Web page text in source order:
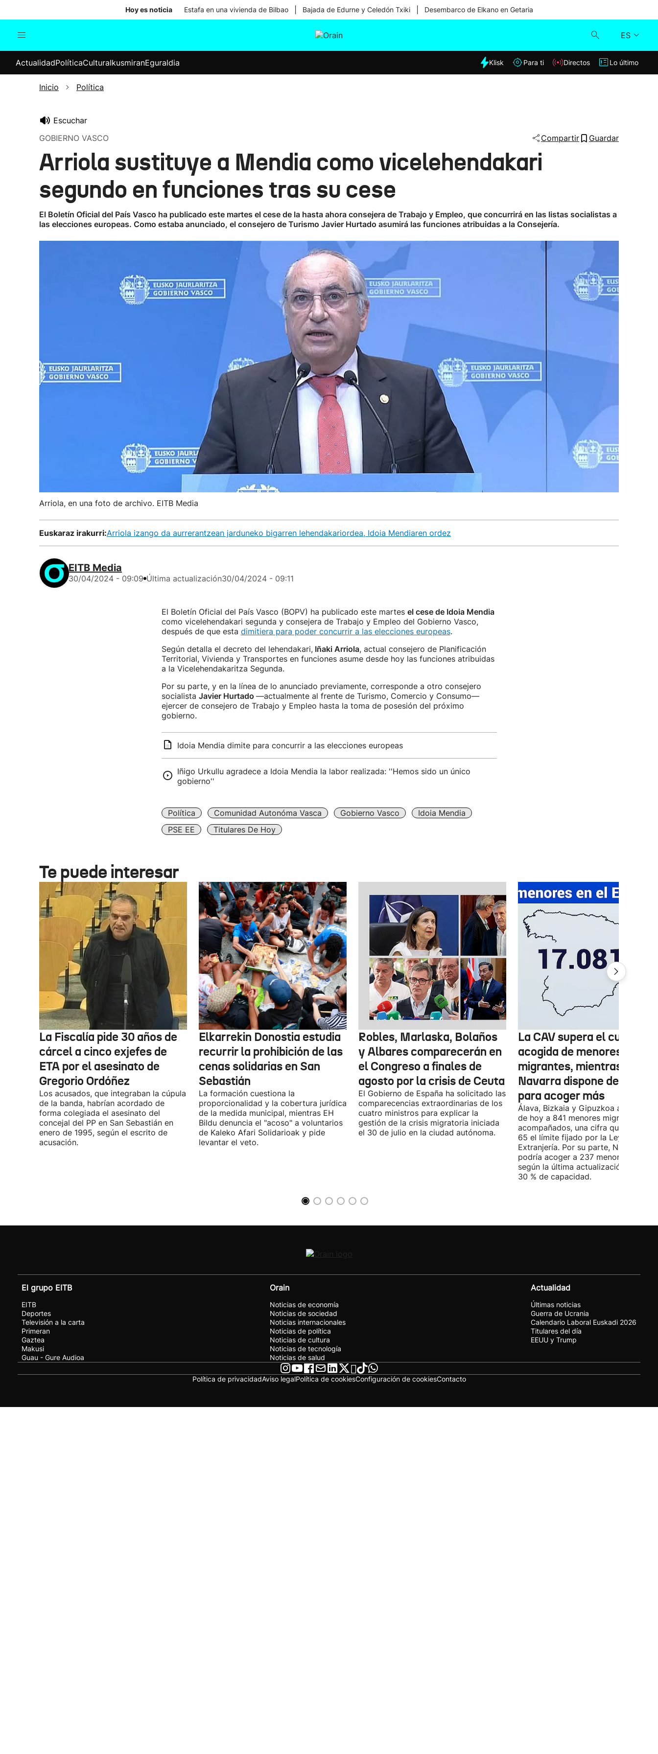
Hoy es noticia Estafa en una vivienda de Bilbao Bajada de Edurne y Celedón Txiki Desembarco de Elkano en Getaria
ES
Internacional
Elecciones
Klisk
ActualidadPolíticaCulturaIkusmiranEguraldia Klisk Para ti Directos Lo último
Inicio Política
Escuchar
GOBIERNO VASCO
Compartir Guardar
Arriola sustituye a Mendia como vicelehendakari
segundo en funciones tras su cese
El Boletín Oficial del País Vasco ha publicado este martes el cese de la hasta ahora consejera de Trabajo y Empleo, que concurrirá en las listas socialistas a
las elecciones europeas. Como estaba anunciado, el consejero de Turismo Javier Hurtado asumirá las funciones atribuidas a la Consejería.
Arriola, en una foto de archivo. EITB Media
Euskaraz irakurri:Arriola izango da aurrerantzean jarduneko bigarren lehendakariordea, Idoia Mendiaren ordez
EITB Media
30/04/2024 - 09:09 Última actualización30/04/2024 - 09:11
El Boletín Oficial del País Vasco (BOPV) ha publicado este martes el cese de Idoia Mendia
como vicelehendakari segunda y consejera de Trabajo y Empleo del Gobierno Vasco,
después de que esta dimitiera para poder concurrir a las elecciones europeas.
Según detalla el decreto del lehendakari,Iñaki Arriola, actual consejero de Planificación
Territorial, Vivienda y Transportes en funciones asume desde hoy las funciones atribuidas
a la Vicelehendakaritza Segunda.
Por su parte, y en la línea de lo anunciado previamente, corresponde a otro consejero
socialista Javier Hurtado —actualmente al frente de Turismo, Comercio y Consumo—
ejercer de consejero de Trabajo y Empleo hasta la toma de posesión del próximo
gobierno.
Idoia Mendia dimite para concurrir a las elecciones europeas
Iñigo Urkullu agradece a Idoia Mendia la labor realizada: ''Hemos sido un único
gobierno''
Política Comunidad Autonóma Vasca Gobierno Vasco
Idoia Mendia
PSE EE
Titulares De Hoy
Te puede interesar
La Fiscalía pide 30 años de
cárcel a cinco exjefes de
ETA por el asesinato de
Gregorio Ordóñez
Los acusados, que integraban la cúpula
de la banda, habrían acordado de
forma colegiada el asesinato del
concejal del PP en San Sebastián en
enero de 1995, según el escrito de
acusación.
Elkarrekin Donostia estudia
recurrir la prohibición de las
cenas solidarias en San
Sebastián
La formación cuestiona la
proporcionalidad y la cobertura jurídica
de la medida municipal, mientras EH
Bildu denuncia el "acoso" a voluntarios
de Kaleko Afari Solidarioak y pide
levantar el veto.
Robles, Marlaska, Bolaños
y Albares comparecerán en
el Congreso a finales de
agosto por la crisis de Ceuta
El Gobierno de España ha solicitado las
comparecencias extraordinarias de los
cuatro ministros para explicar la
gestión de la crisis migratoria iniciada
el 30 de julio en la ciudad autónoma.
La CAV supera el cupo de
acogida de menores
migrantes, mientras
Navarra dispone de
para acoger más
Álava, Bizkaia y Gipuzkoa acogen a
de hoy a 841 menores migrantes no
acompañados, una cifra que supera
65 el límite fijado por la Ley de
Extranjería. Por su parte, Navarra
podría acoger a 237 menores,
según la última actualización, está al
30 % de capacidad.
El grupo EITB
EITB
Deportes
Televisión a la carta
Primeran
Gaztea
Makusi
Guau - Gure Audioa
Orain
Noticias de economía
Noticias de sociedad
Noticias internacionales
Noticias de política
Noticias de cultura
Noticias de tecnología
Noticias de salud
Actualidad
Últimas noticias
Guerra de Ucrania
Calendario Laboral Euskadi 2026
Titulares del día
EEUU y Trump
Política de privacidadAviso legalPolítica de cookiesConfiguración de cookiesContacto